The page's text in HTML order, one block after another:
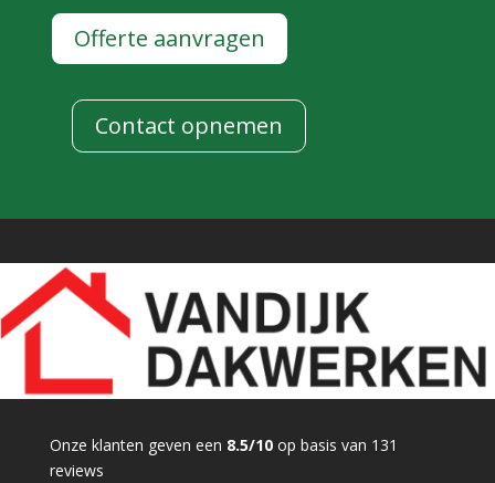
Offerte aanvragen
Contact opnemen
Onze klanten geven een 8.5/10 op basis van 131
reviews